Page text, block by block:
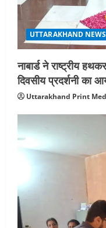
UTTARAKHAND NEWS
नाबार्ड ने राष्ट्रीय
दिवसीय प्रदर्शनी का
Uttarakhand Print